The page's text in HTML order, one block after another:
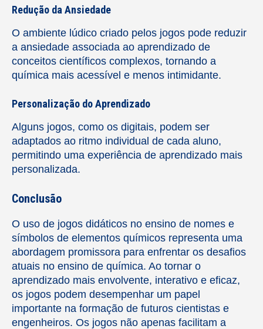
Redução da Ansiedade
O ambiente lúdico criado pelos jogos pode reduzir
a ansiedade associada ao aprendizado de
conceitos científicos complexos, tornando a
química mais acessível e menos intimidante.
Personalização do Aprendizado
Alguns jogos, como os digitais, podem ser
adaptados ao ritmo individual de cada aluno,
permitindo uma experiência de aprendizado mais
personalizada.
Conclusão
O uso de jogos didáticos no ensino de nomes e
símbolos de elementos químicos representa uma
abordagem promissora para enfrentar os desafios
atuais no ensino de química. Ao tornar o
aprendizado mais envolvente, interativo e eficaz,
os jogos podem desempenhar um papel
importante na formação de futuros cientistas e
engenheiros. Os jogos não apenas facilitam a